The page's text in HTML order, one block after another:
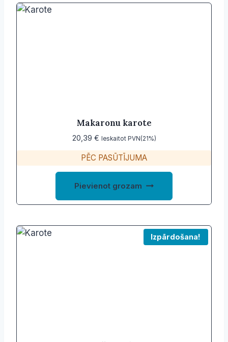
Makaronu karote
20,39 € Ieskaitot PVN(21%)
PĒC PASŪTĪJUMA
Pievienot grozam
Izpārdošana!